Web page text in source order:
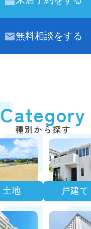
無料相談をする
Category
種別から探す
土地 戸建て